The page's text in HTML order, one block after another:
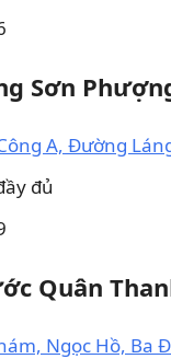
Sơn
A, Đường
đủ
Quân
Ngọc Hồ, Ba